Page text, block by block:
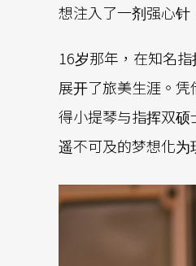
想注入了一剂强心针
16岁那年，在知名
展开了旅美生涯。
得小提琴与指挥双
遥不可及的梦想化为